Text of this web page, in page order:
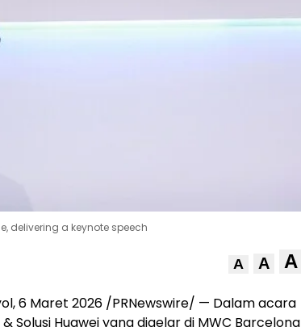
delivering a keynote speech
A A A
6 Maret 2026 /PRNewswire/ — Dalam acara
Solusi Huawei yang digelar di MWC Barcelona